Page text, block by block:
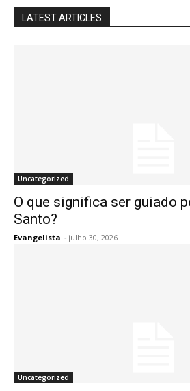
LATEST ARTICLES
Uncategorized
O que significa ser guiado
Santo?
Evangelista - julho 30, 2026
Uncategorized